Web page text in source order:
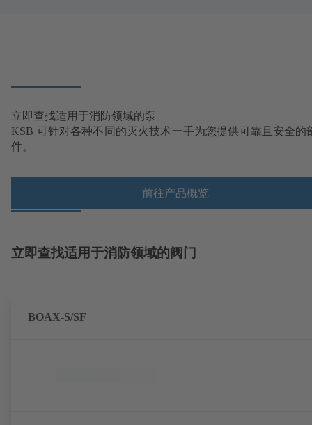
立即查找适用于消防领域的泵
KSB 可针对各种不同的灭火技术一手为您提供可靠且安全的
件。
前往产品概览
立即查找适用于消防领域的阀门
BOAX-S/SF